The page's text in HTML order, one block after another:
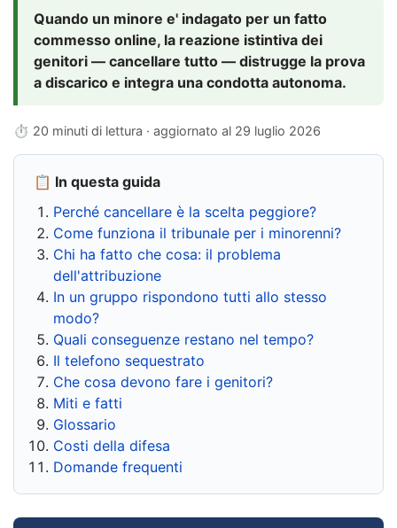
Quando un minore e' indagato per un fatto
commesso online, la reazione istintiva dei
genitori — cancellare tutto — distrugge la prova
a discarico e integra una condotta autonoma.
⏱ 20 minuti di lettura · aggiornato al 29 luglio 2026
📋 In questa guida
Perché cancellare è la scelta peggiore?
Come funziona il tribunale per i minorenni?
Chi ha fatto che cosa: il problema
dell'attribuzione
In un gruppo rispondono tutti allo stesso
modo?
Quali conseguenze restano nel tempo?
Il telefono sequestrato
Che cosa devono fare i genitori?
Miti e fatti
Glossario
Costi della difesa
Domande frequenti